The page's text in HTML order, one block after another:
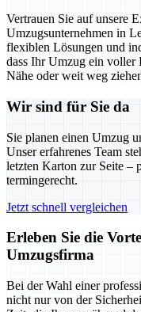
Vertrauen Sie auf unsere
Umzugsunternehmen in
flexiblen Lösungen und
dass Ihr Umzug ein
Nähe oder weit weg
Wir sind für Sie da
Sie planen einen Umzug
Unser erfahrenes Team
letzten Karton zur Seite –
termingerecht.
Jetzt schnell vergleichen
Erleben Sie die
Umzugsfirma
Bei der Wahl einer
nicht nur von der